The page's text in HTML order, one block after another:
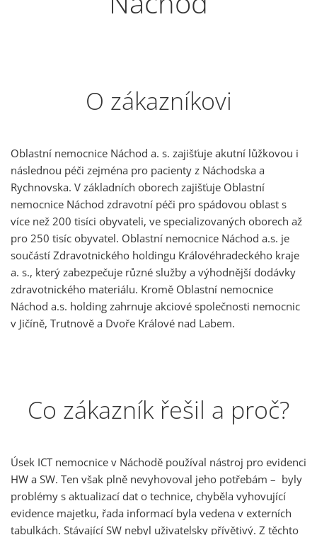
O zákazníkovi
Oblastní nemocnice Náchod a. s. zajišťuje akutní lůžkovou i
následnou péči zejména pro pacienty z Náchodska a
Rychnovska. V základních oborech zajišťuje Oblastní
nemocnice Náchod zdravotní péči pro spádovou oblast s
více než 200 tisíci obyvateli, ve specializovaných oborech až
pro 250 tisíc obyvatel. Oblastní nemocnice Náchod a.s. je
součástí Zdravotnického holdingu Královéhradeckého kraje
a. s., který zabezpečuje různé služby a výhodnější dodávky
zdravotnického materiálu. Kromě Oblastní nemocnice
Náchod a.s. holding zahrnuje akciové společnosti nemocnic
v Jičíně, Trutnově a Dvoře Králové nad Labem.
Co zákazník řešil a proč?
Úsek ICT nemocnice v Náchodě používal nástroj pro evidenci
HW a SW. Ten však plně nevyhovoval jeho potřebám – byly
problémy s aktualizací dat o technice, chyběla vyhovující
evidence majetku, řada informací byla vedena v externích
tabulkách. Stávající SW nebyl uživatelsky přívětivý. Z těchto